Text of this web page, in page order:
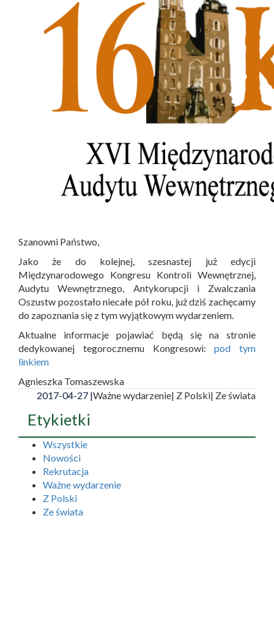
Szanowni Państwo,
Jako że do kolejnej, szesnastej już edycji
Międzynarodowego Kongresu Kontroli Wewnętrznej,
Audytu Wewnętrznego, Antykorupcji i Zwalczania
Oszustw pozostało niecałe pół roku, już dziś zachęcamy
do zapoznania się z tym wyjątkowym wydarzeniem.
Aktualne informacje pojawiać będą się na stronie
dedykowanej tegorocznemu Kongresowi:pod tym
linkiem
Agnieszka Tomaszewska
2017-04-27 |Ważne wydarzenie| Z Polski| Ze świata
Etykietki
Wszystkie
Nowości
Rekrutacja
Ważne wydarzenie
Z Polski
Ze świata